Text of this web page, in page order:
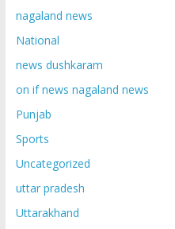
nagaland news
National
news dushkaram
on if news nagaland news
Punjab
Sports
Uncategorized
uttar pradesh
Uttarakhand